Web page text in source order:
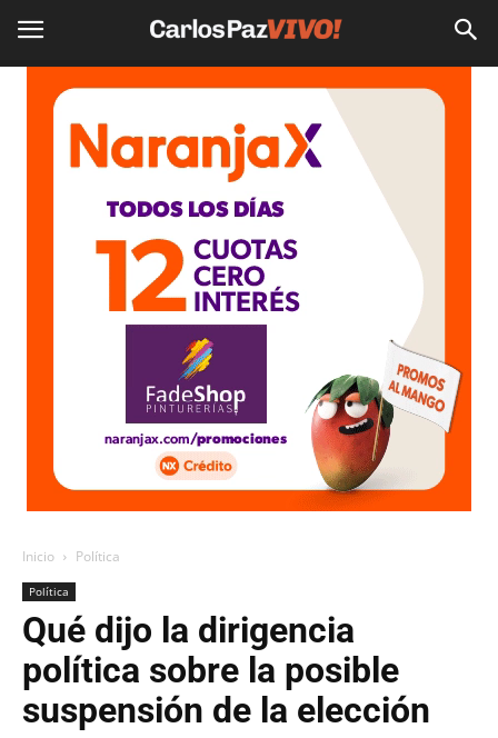
Inicio Política
Política
Qué dijo la dirigencia
política sobre la posible
suspensión de la elección